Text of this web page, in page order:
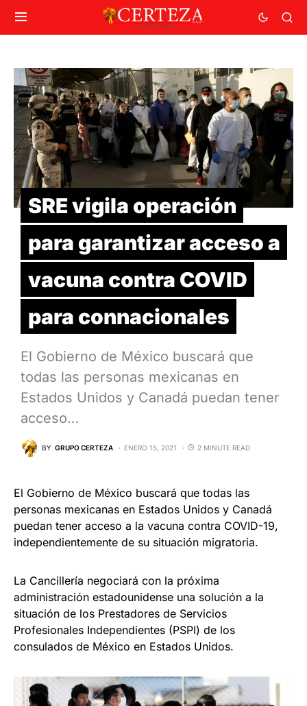
SRE vigila operación
para garantizar acceso a
vacuna contra COVID
para connacionales
El Gobierno de México buscará que
todas las personas mexicanas en
Estados Unidos y Canadá puedan tener
acceso…
BY GRUPO CERTEZA ENERO 15, 2021 2 MINUTE READ
El Gobierno de México buscará que todas las
personas mexicanas en Estados Unidos y Canadá
puedan tener acceso a la vacuna contra COVID-19,
independientemente de su situación migratoria.
La Cancillería negociará con la próxima
administración estadounidense una solución a la
situación de los Prestadores de Servicios
Profesionales Independientes (PSPI) de los
consulados de México en Estados Unidos.